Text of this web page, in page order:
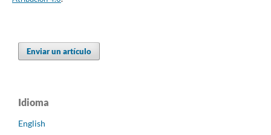
Enviar un artículo
Idioma
English